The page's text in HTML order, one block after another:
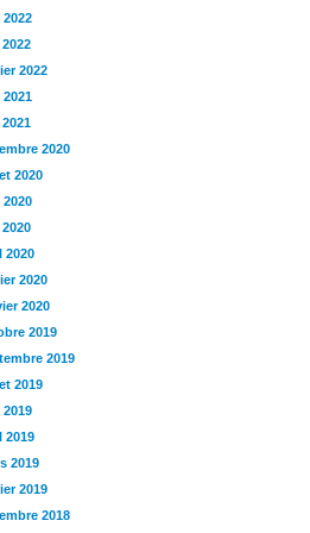
2022
2020
2020
2020
2020
2020
2019
2019
2019
2019
2019
2019
2018